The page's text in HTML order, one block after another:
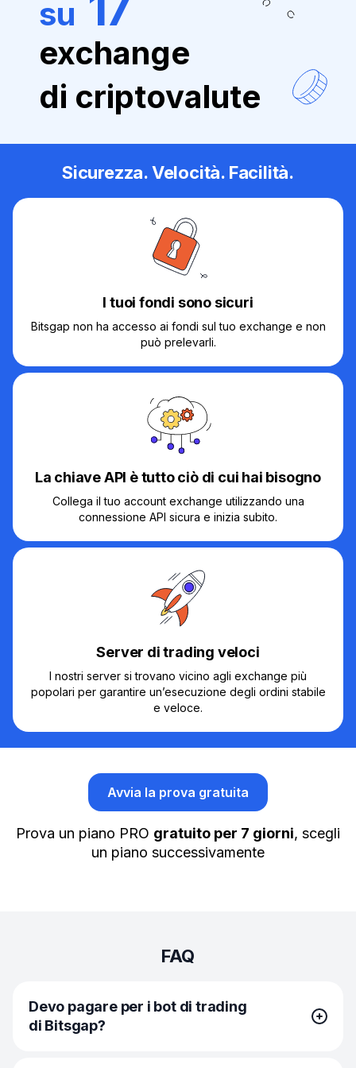
su
exchange
di criptovalute
Sicurezza. Velocità. Facilità.
I tuoi fondi sono sicuri
Bitsgap non ha accesso ai fondi sul tuo exchange e non
può prelevarli.
La chiave API è tutto ciò di cui hai bisogno
Collega il tuo account exchange utilizzando una
connessione API sicura e inizia subito.
Server di trading veloci
I nostri server si trovano vicino agli exchange più
popolari per garantire un’esecuzione degli ordini stabile
e veloce.
Avvia la prova gratuita
Prova un piano PRO gratuito per 7 giorni, scegli
un piano successivamente
FAQ
Devo pagare per i bot di trading
di Bitsgap?